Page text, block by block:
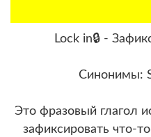
Lock in🔒 -
Синонимы:
Это фразовый глагол
зафиксировать что-